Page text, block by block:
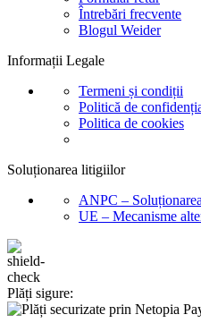
Întrebări frecvente
Blogul Weider
Informații Legale
Termeni și condiții
Politică de
Politica de cookies
Soluționarea litigiilor
ANPC –
UE – Mecanisme
Plăți sigure: